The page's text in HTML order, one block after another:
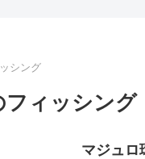
シング
フィッシング
マジュロ